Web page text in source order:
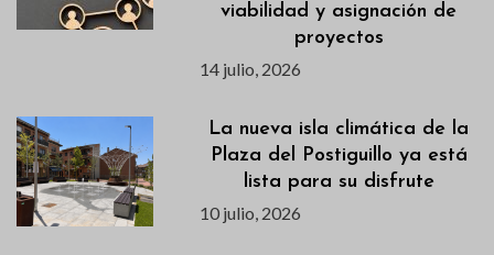
viabilidad y asignación de
proyectos
14 julio, 2026
La nueva isla climática de la
Plaza del Postiguillo ya está
lista para su disfrute
10 julio, 2026